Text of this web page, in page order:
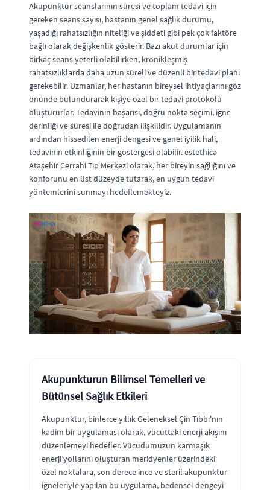
Akupunktur seanslarının süresi ve toplam tedavi için
gereken seans sayısı, hastanın genel sağlık durumu,
yaşadığı rahatsızlığın niteliği ve şiddeti gibi pek çok faktöre
bağlı olarak değişkenlik gösterir. Bazı akut durumlar için
birkaç seans yeterli olabilirken, kronikleşmiş
rahatsızlıklarda daha uzun süreli ve düzenli bir tedavi planı
gerekebilir. Uzmanlar, her hastanın bireysel ihtiyaçlarını göz
önünde bulundurarak kişiye özel bir tedavi protokolü
oluştururlar. Tedavinin başarısı, doğru nokta seçimi, iğne
derinliği ve süresi ile doğrudan ilişkilidir. Uygulamanın
ardından hissedilen enerji dengesi ve genel iyilik hali,
tedavinin etkinliğinin bir göstergesi olabilir. estethica
Ataşehir Cerrahi Tıp Merkezi olarak, her bireyin sağlığını ve
konforunu en üst düzeyde tutarak, en uygun tedavi
yöntemlerini sunmayı hedeflemekteyiz.
Akupunkturun Bilimsel Temelleri ve
Bütünsel Sağlık Etkileri
Akupunktur, binlerce yıllık Geleneksel Çin Tıbbı'nın
kadim bir uygulaması olarak, vücuttaki enerji akışını
düzenlemeyi hedefler. Vücudumuzun karmaşık
enerji yollarını oluşturan meridyenler üzerindeki
özel noktalara, son derece ince ve steril akupunktur
iğneleriyle yapılan bu uygulama, bedensel dengeyi